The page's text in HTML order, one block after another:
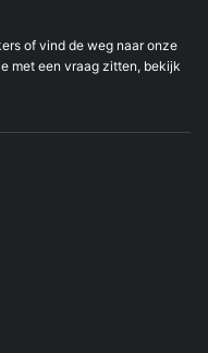
of vind de weg naar onze
met een vraag zitten, bekijk